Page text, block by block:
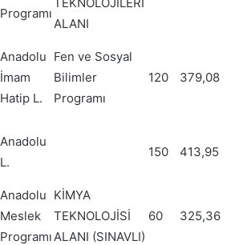
Programı
ALANI
Anadolu
İmam
Hatip L.
Fen ve Sosyal
Bilimler
Programı
120 379,08
Anadolu
L.
150 413,95
Anadolu
Meslek
Programı
KİMYA
TEKNOLOJİSİ
ALANI (SINAVLI)
60 325,36